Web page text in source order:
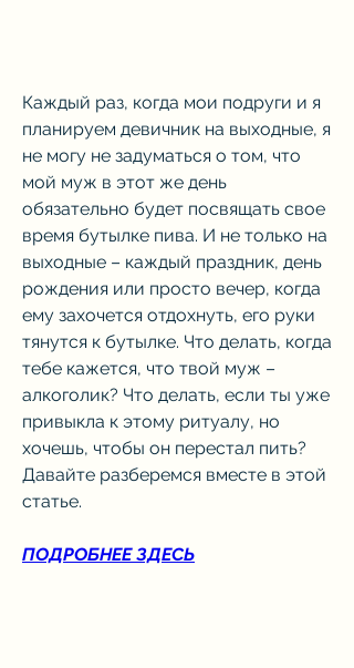
Каждый раз, когда мои подруги и я
планируем девичник на выходные, я
не могу не задуматься о том, что
мой муж в этот же день
обязательно будет посвящать свое
время бутылке пива. И не только на
выходные – каждый праздник, день
рождения или просто вечер, когда
ему захочется отдохнуть, его руки
тянутся к бутылке. Что делать, когда
тебе кажется, что твой муж –
алкоголик? Что делать, если ты уже
привыкла к этому ритуалу, но
хочешь, чтобы он перестал пить?
Давайте разберемся вместе в этой
статье.
ПОДРОБНЕЕ ЗДЕСЬ